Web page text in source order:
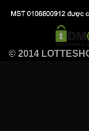
© 2014